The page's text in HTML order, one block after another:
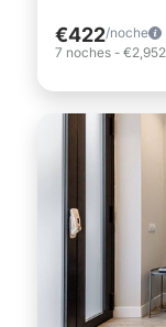
€422/noche
7 noches - €2,952